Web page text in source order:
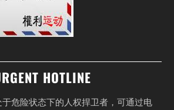
HOTLINE
危险状态下的人权捍卫者，可通过电